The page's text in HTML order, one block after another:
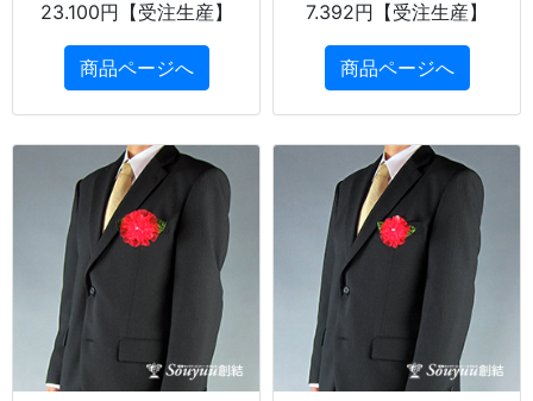
23.100円【受注生産】
商品ページへ
7.392円【受注生産】
商品ページへ